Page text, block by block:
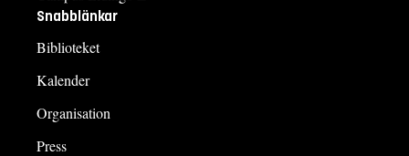
Snabblänkar
Biblioteket
Kalender
Organisation
Press